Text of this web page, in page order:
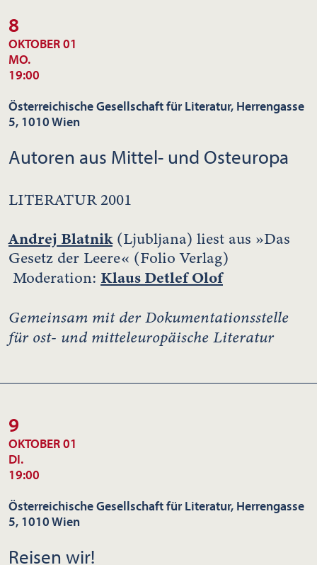
8
OKTOBER 01
MO.
19:00
Österreichische Gesellschaft für Literatur, Herrengasse
5, 1010 Wien
Autoren aus Mittel- und Osteuropa
LITERATUR 2001
Andrej Blatnik(Ljubljana) liest aus »Das
Gesetz der Leere« (Folio Verlag)
Moderation: Klaus Detlef Olof
Gemeinsam mit der Dokumentationsstelle
für ost- und mitteleuropäische Literatur
9
OKTOBER 01
DI.
19:00
Österreichische Gesellschaft für Literatur, Herrengasse
5, 1010 Wien
Reisen wir!